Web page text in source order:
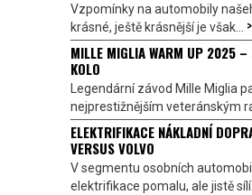
Vzpomínky na automobily
krásné, ještě krásnější je však...
MILLE MIGLIA WARM UP 2025 –
KOLO
Legendární závod Mille Miglia
nejprestižnějším veteránským
ELEKTRIFIKACE NÁKLADNÍ
VERSUS VOLVO
V segmentu osobních
elektrifikace pomalu, ale jistě sílí.